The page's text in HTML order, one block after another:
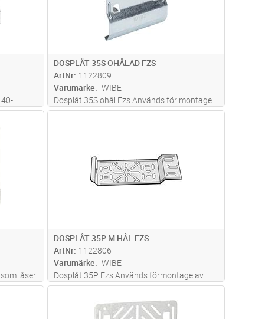
DOSPLÅT 35S OHÅLAD FZS
ArtNr 1122809
Varumärke
WIBE
Dosplåt 35S ohål Fzs Används för montage
av dosor och armaturer, monteras stående
låser
för
DOSPLÅT 35P M HÅL FZS
ArtNr 1122806
Varumärke
WIBE
Dosplåt 35P Fzs Används förmontage av
dosor och armaturer, fastmonteras liggande
mellan stegpinnarna. Lägg i kundvagn